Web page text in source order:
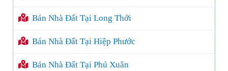
Bán Nhà Đất Tại Long Thới
Bán Nhà Đất Tại Hiệp Phước
Bán Nhà Đất Tại Phú Xuân